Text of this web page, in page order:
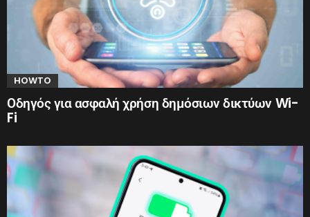
HOWTO
Οδηγός για ασφαλή χρήση δημόσιων δικτύων Wi-
Fi